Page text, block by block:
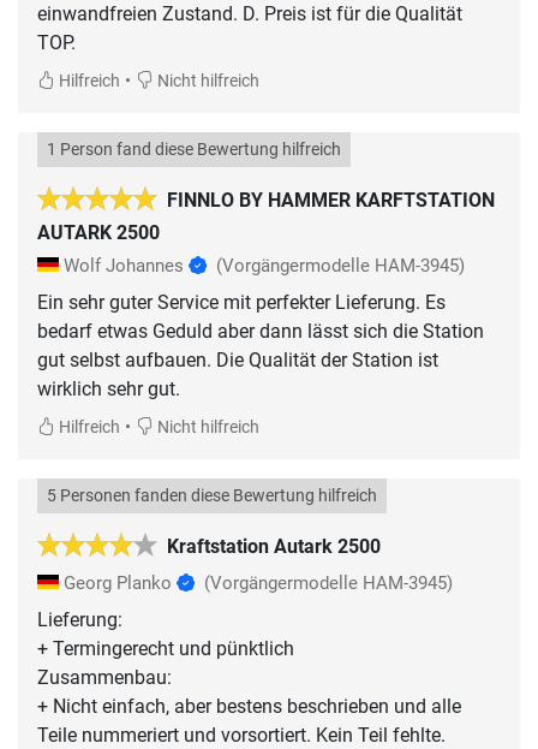
einwandfreien Zustand. D. Preis ist für die Qualität
Hilfreich • Nicht hilfreich
FINNLO BY HAMMER KARFTSTATION
AUTARK 2500
1 Person fand diese Bewertung hilfreich
Wolf Johannes (Vorgängermodelle HAM-3945)
Ein sehr guter Service mit perfekter Lieferung. Es
bedarf etwas Geduld aber dann lässt sich die Station
gut selbst aufbauen. Die Qualität der Station ist
wirklich sehr gut.
Hilfreich • Nicht hilfreich
Kraftstation Autark 2500
5 Personen fanden diese Bewertung hilfreich
Georg Planko (Vorgängermodelle HAM-3945)
Lieferung:
+ Termingerecht und pünktlich
Zusammenbau:
+ Nicht einfach, aber bestens beschrieben und alle
Teile nummeriert und vorsortiert. Kein Teil fehlte.